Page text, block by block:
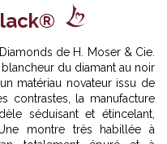
de H. Moser & Cie.
du diamant au noir
matériau novateur issu de
contrastes, la manufacture
séduisant et étincelant,
montre très habillée à